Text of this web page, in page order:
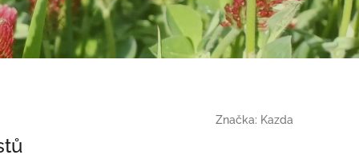
Značka: Kazda